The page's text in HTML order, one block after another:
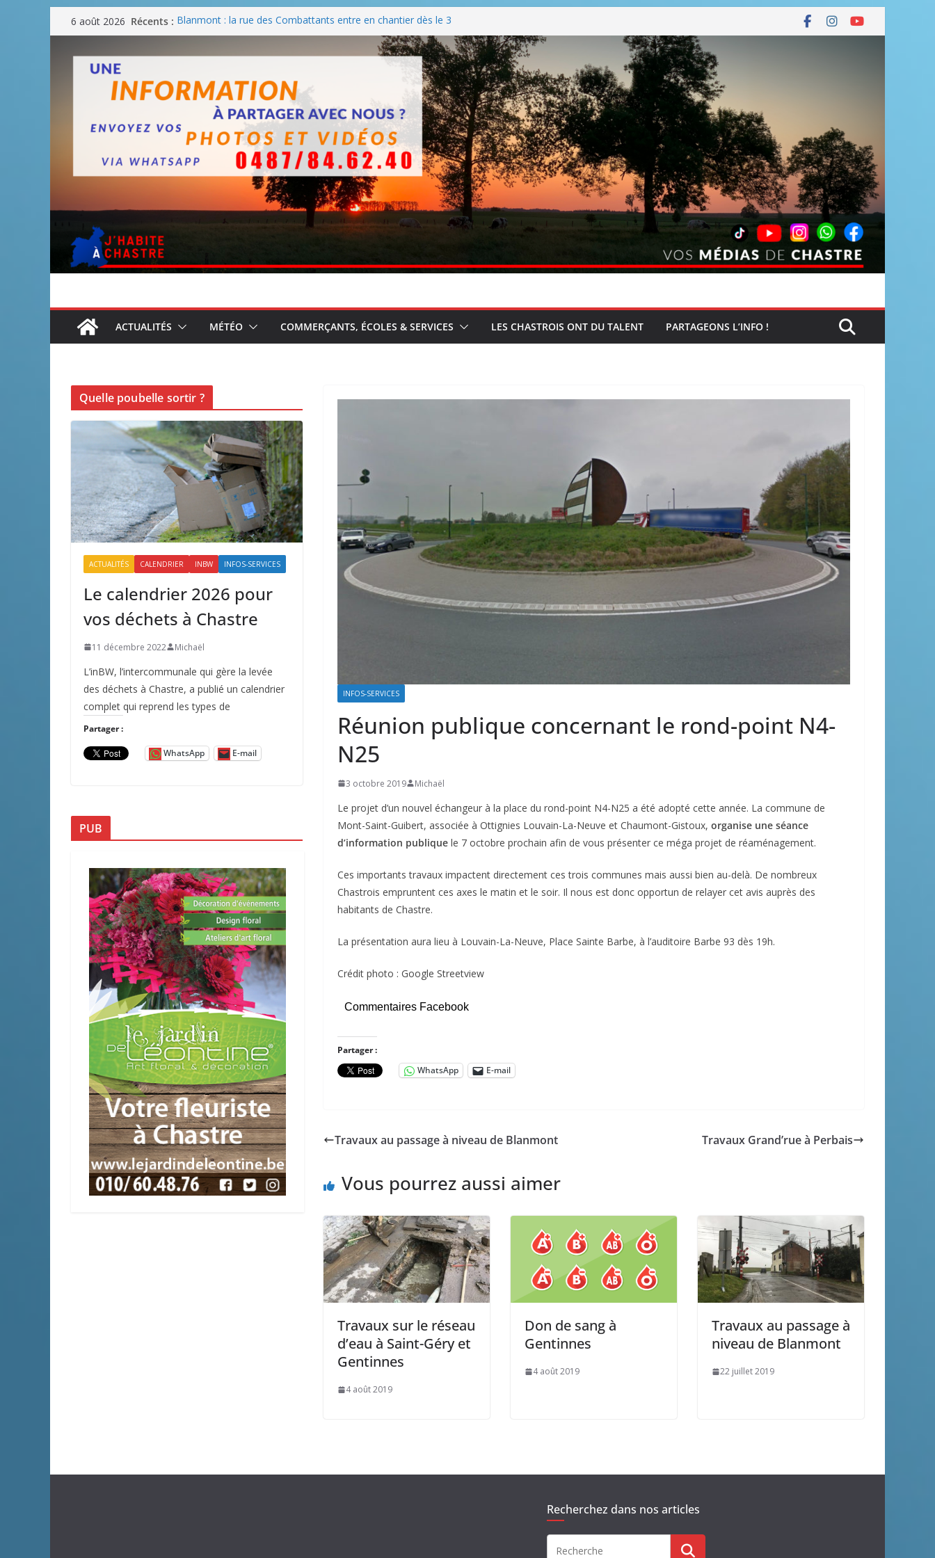
Passer
au
contenu
6 août 2026 Récents : Blanmont : la rue des Combattants entre en chantier dès le 3
août
Une fête nationale sans drache
ACTUALITÉS MÉTÉO COMMERÇANTS, ÉCOLES & SERVICES LES CHASTROIS ONT DU TALENT PARTAGEONS L’INFO !
INFOS-SERVICES
Réunion publique concernant le rond-point N4-
N25
3 octobre 2019 Michaël
Le projet d’un nouvel échangeur à la place du rond-point N4-N25 a été adopté cette année. La commune de
Mont-Saint-Guibert, associée à Ottignies Louvain-La-Neuve et Chaumont-Gistoux, organise une séance
d’information publique le 7 octobre prochain afin de vous présenter ce méga projet de réaménagement.
Ces importants travaux impactent directement ces trois communes mais aussi bien au-delà. De nombreux
Chastrois empruntent ces axes le matin et le soir. Il nous est donc opportun de relayer cet avis auprès des
habitants de Chastre.
La présentation aura lieu à Louvain-La-Neuve, Place Sainte Barbe, à l’auditoire Barbe 93 dès 19h.
Crédit photo : Google Streetview
Commentaires Facebook
Partager :
WhatsApp
E-mail
Travaux au passage à niveau de Blanmont Travaux Grand’rue à Perbais
Vous pourrez aussi aimer
Travaux sur le réseau
d’eau à Saint-Géry et
Gentinnes
4 août 2019
Don de sang à
Gentinnes
4 août 2019
Travaux au passage à
niveau de Blanmont
22 juillet 2019
Quelle poubelle sortir ?
ACTUALITÉS CALENDRIER INBW INFOS-SERVICES
Le calendrier 2026 pour
vos déchets à Chastre
11 décembre 2022 Michaël
L’inBW, l’intercommunale qui gère la levée
des déchets à Chastre, a publié un calendrier
complet qui reprend les types de
Partager :
WhatsApp E-mail
PUB
Recherchez dans nos articles